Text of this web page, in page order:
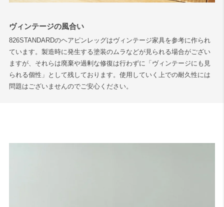
ヴィンテージの風合い
826STANDARDのヘアピンレッグはヴィンテージ家具を参考に作られ
ています。製造時に発生する塗装のムラなどが見られる場合がござい
ますが、それらは廃棄や過剰な修復は行わずに「ヴィンテージにも見
られる個性」として残しております。使用していく上での耐久性には
問題はございませんのでご安心ください。